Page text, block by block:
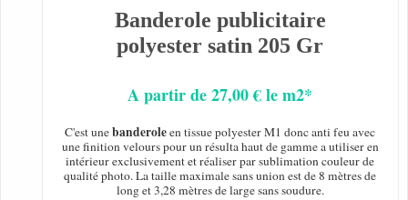
Banderole publicitaire
polyester satin 205 Gr
A partir de 27,00 € le m2*
C'est unebanderoleen tissue polyester M1 donc anti feu avec
une finition velours pour un résulta haut de gamme a utiliser en
intérieur exclusivement et réaliser par sublimation couleur de
qualité photo. La taille maximale sans union est de 8 mètres de
long et 3,28 mètres de large sans soudure.